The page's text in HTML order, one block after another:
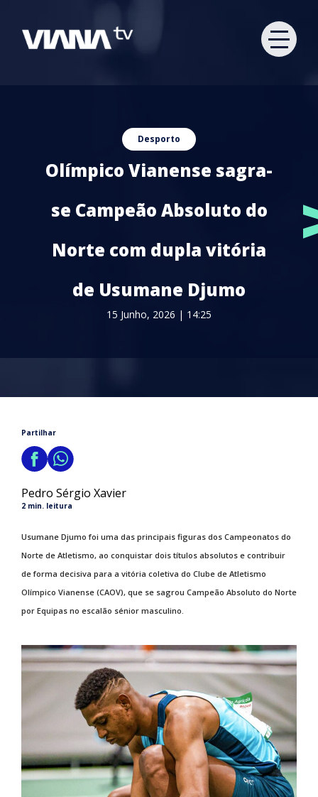
Desporto
Olímpico Vianense sagra-
se Campeão Absoluto do
Norte com dupla vitória
de Usumane Djumo
15 Junho, 2026 | 14:25
Partilhar
Pedro Sérgio Xavier
2 min. leitura
Usumane Djumo foi uma das principais figuras dos Campeonatos do
Norte de Atletismo, ao conquistar dois títulos absolutos e contribuir
de forma decisiva para a vitória coletiva do Clube de Atletismo
Olímpico Vianense (CAOV), que se sagrou Campeão Absoluto do Norte
por Equipas no escalão sénior masculino.